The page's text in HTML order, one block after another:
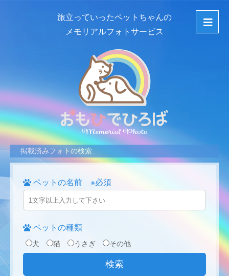
旅立っていったペットちゃんの
メモリアルフォトサービス
掲載済みフォトの検索
ペットの名前 ※必須
ペットの種類
犬 猫 うさぎ その他